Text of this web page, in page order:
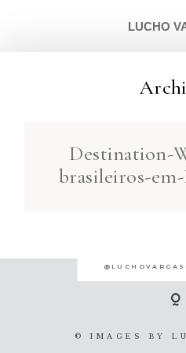
LUCHO
Destination-
brasileiros-
SOBRE
© IMAGES BY